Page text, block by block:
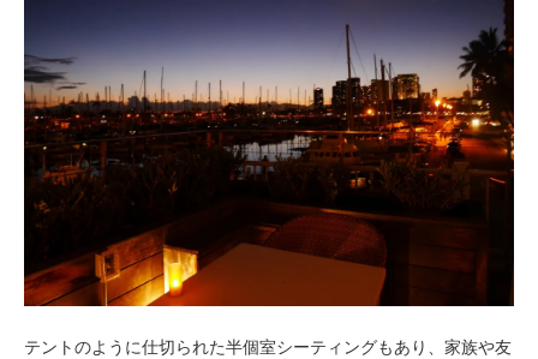
テントのように仕切られた半個室シーティングもあり、家族や友